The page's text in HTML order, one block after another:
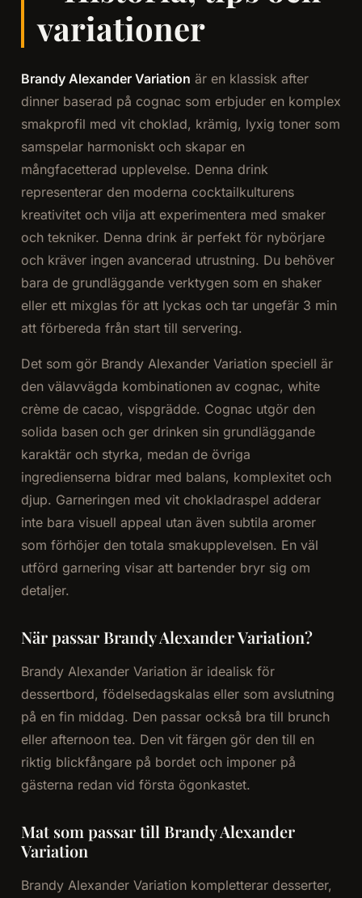
variationer
Brandy Alexander Variation är en klassisk after
dinner baserad på cognac som erbjuder en komplex
smakprofil med vit choklad, krämig, lyxig toner som
samspelar harmoniskt och skapar en
mångfacetterad upplevelse. Denna drink
representerar den moderna cocktailkulturens
kreativitet och vilja att experimentera med smaker
och tekniker. Denna drink är perfekt för nybörjare
och kräver ingen avancerad utrustning. Du behöver
bara de grundläggande verktygen som en shaker
eller ett mixglas för att lyckas och tar ungefär 3 min
att förbereda från start till servering.
Det som gör Brandy Alexander Variation speciell är
den välavvägda kombinationen av cognac, white
crème de cacao, vispgrädde. Cognac utgör den
solida basen och ger drinken sin grundläggande
karaktär och styrka, medan de övriga
ingredienserna bidrar med balans, komplexitet och
djup. Garneringen med vit chokladraspel adderar
inte bara visuell appeal utan även subtila aromer
som förhöjer den totala smakupplevelsen. En väl
utförd garnering visar att bartender bryr sig om
detaljer.
När passar Brandy Alexander Variation?
Brandy Alexander Variation är idealisk för
dessertbord, födelsedagskalas eller som avslutning
på en fin middag. Den passar också bra till brunch
eller afternoon tea. Den vit färgen gör den till en
riktig blickfångare på bordet och imponer på
gästerna redan vid första ögonkastet.
Mat som passar till Brandy Alexander
Variation
Brandy Alexander Variation kompletterar desserter,